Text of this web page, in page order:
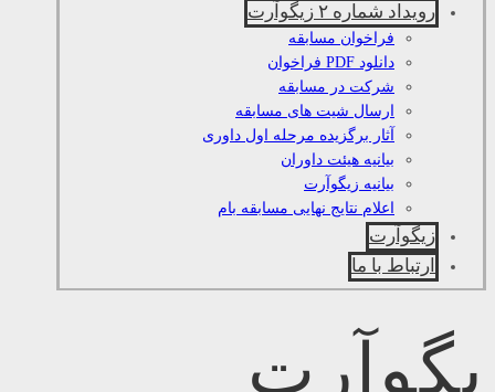
رویداد شماره ۲ زیگوآرت
فراخوان مسابقه
دانلود PDF فراخوان
شرکت در مسابقه
ارسال شیت های مسابقه
آثار برگزیده مرحله اول داوری
بیانیه هیئت داوران
بیانیه زیگوآرت
اعلام نتایج نهایی مسابقه بام
زیگوآرت
ارتباط با ما